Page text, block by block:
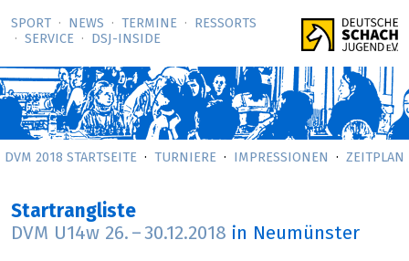
SPORT NEWS TERMINE
RESSORTS
SERVICE
DSJ-­INSIDE
DVM 2018 STARTSEITE TURNIERE IMPRESSIONEN ZEITPLAN
Startrangliste
DVM U14w 26. – 30.12.2018 in Neumünster